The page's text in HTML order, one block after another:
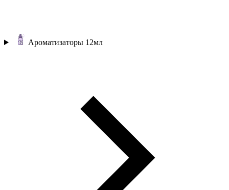
Ароматизаторы 12мл